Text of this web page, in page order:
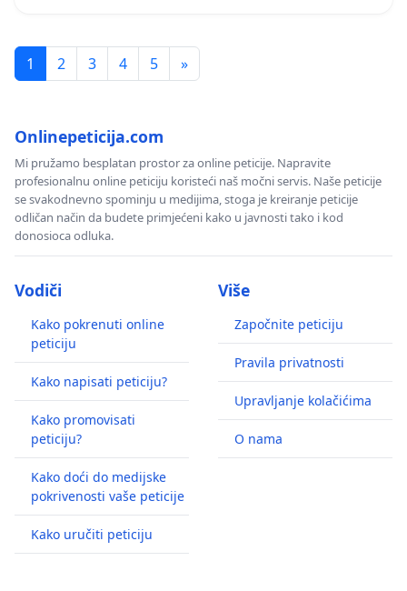
1 2 3 4 5 »
Onlinepeticija.com
Mi pružamo besplatan prostor za online peticije. Napravite
profesionalnu online peticiju koristeći naš močni servis. Naše peticije
se svakodnevno spominju u medijima, stoga je kreiranje peticije
odličan način da budete primjećeni kako u javnosti tako i kod
donosioca odluka.
Vodiči
Kako pokrenuti online
peticiju
Kako napisati peticiju?
Kako promovisati
peticiju?
Kako doći do medijske
pokrivenosti vaše peticije
Kako uručiti peticiju
Više
Započnite peticiju
Pravila privatnosti
Upravljanje kolačićima
O nama